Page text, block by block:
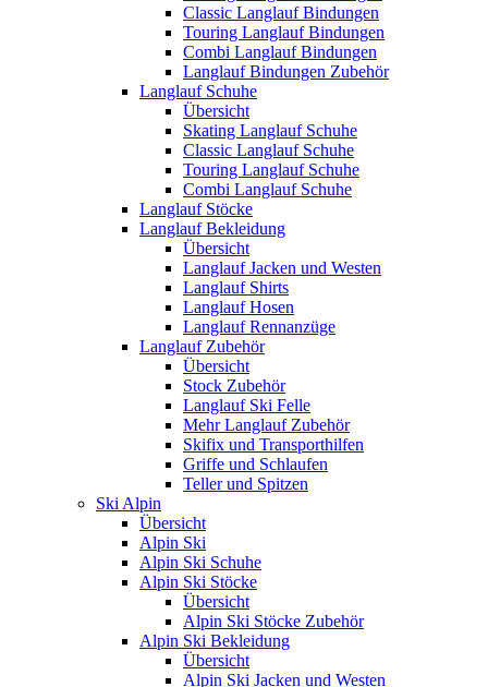
Classic Langlauf Bindungen
Touring Langlauf Bindungen
Combi Langlauf Bindungen
Langlauf Bindungen Zubehör
Langlauf Schuhe
Übersicht
Skating Langlauf Schuhe
Classic Langlauf Schuhe
Touring Langlauf Schuhe
Combi Langlauf Schuhe
Langlauf Stöcke
Langlauf Bekleidung
Übersicht
Langlauf Jacken und Westen
Langlauf Shirts
Langlauf Hosen
Langlauf Rennanzüge
Langlauf Zubehör
Übersicht
Stock Zubehör
Langlauf Ski Felle
Mehr Langlauf Zubehör
Skifix und Transporthilfen
Griffe und Schlaufen
Teller und Spitzen
Ski Alpin
Übersicht
Alpin Ski
Alpin Ski Schuhe
Alpin Ski Stöcke
Übersicht
Alpin Ski Stöcke Zubehör
Alpin Ski Bekleidung
Übersicht
Alpin Ski Jacken und Westen